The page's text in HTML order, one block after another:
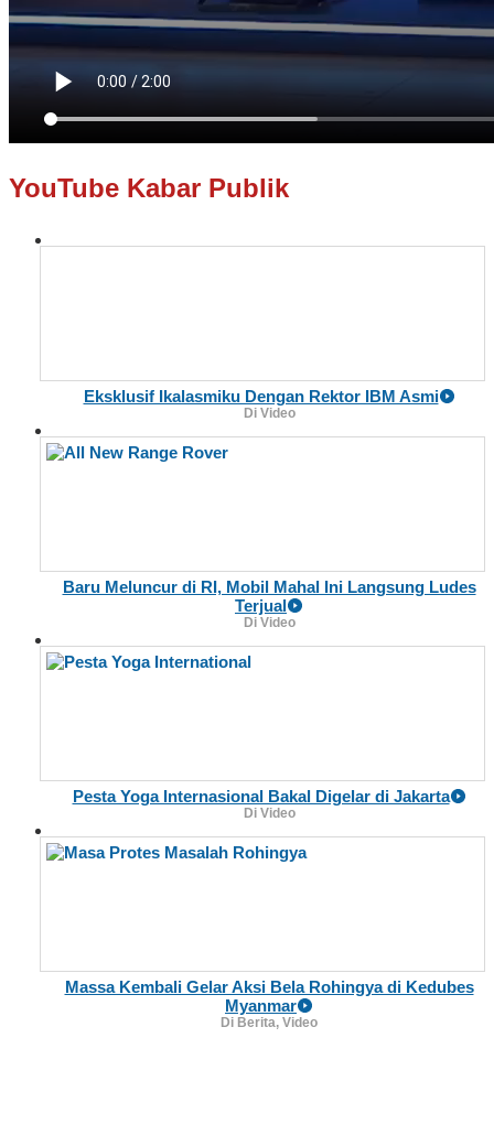
YouTube Kabar Publik
Eksklusif Ikalasmiku Dengan Rektor IBM Asmi
Di Video
Baru Meluncur di RI, Mobil Mahal Ini Langsung Ludes
Terjual
Di Video
Pesta Yoga Internasional Bakal Digelar di Jakarta
Di Video
Massa Kembali Gelar Aksi Bela Rohingya di Kedubes
Myanmar
Di Berita, Video